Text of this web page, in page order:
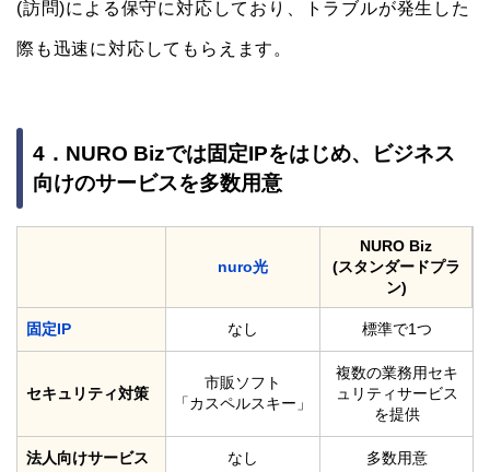
(訪問)による保守に対応しており、トラブルが発生した
際も迅速に対応してもらえます。
4．NURO Bizでは固定IPをはじめ、ビジネス
向けのサービスを多数用意
nuro光
NURO Biz
(スタンダードプラ
ン)
固定IP なし 標準で1つ
セキュリティ対策
市販ソフト
「カスペルスキー」
複数の業務用セキ
ュリティサービス
を提供
法人向けサービス なし 多数用意